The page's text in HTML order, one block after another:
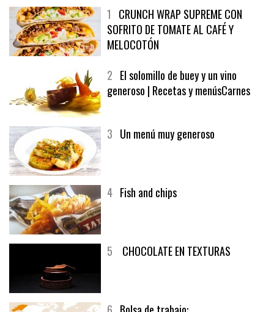
1CRUNCH WRAP SUPREME CON
SOFRITO DE TOMATE AL CAFÉ Y
MELOCOTÓN
2El solomillo de buey y un vino